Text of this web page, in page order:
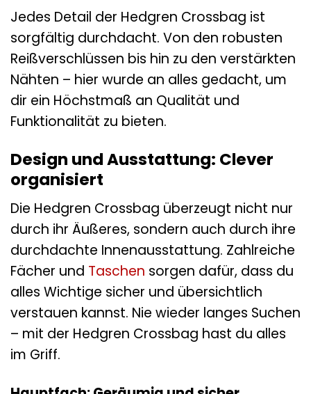
Jedes Detail der Hedgren Crossbag ist
sorgfältig durchdacht. Von den robusten
Reißverschlüssen bis hin zu den verstärkten
Nähten – hier wurde an alles gedacht, um
dir ein Höchstmaß an Qualität und
Funktionalität zu bieten.
Design und Ausstattung: Clever
organisiert
Die Hedgren Crossbag überzeugt nicht nur
durch ihr Äußeres, sondern auch durch ihre
durchdachte Innenausstattung. Zahlreiche
Fächer und Taschen sorgen dafür, dass du
alles Wichtige sicher und übersichtlich
verstauen kannst. Nie wieder langes Suchen
– mit der Hedgren Crossbag hast du alles
im Griff.